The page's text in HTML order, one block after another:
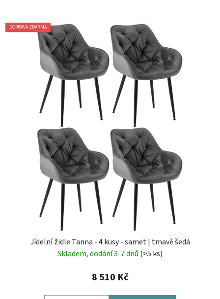
DOPRAVA ZDARMA
Jídelní židle Tanna - 4 kusy - samet | tmavě šedá
Skladem, dodání 3-7 dnů (>5 ks)
8 510 Kč